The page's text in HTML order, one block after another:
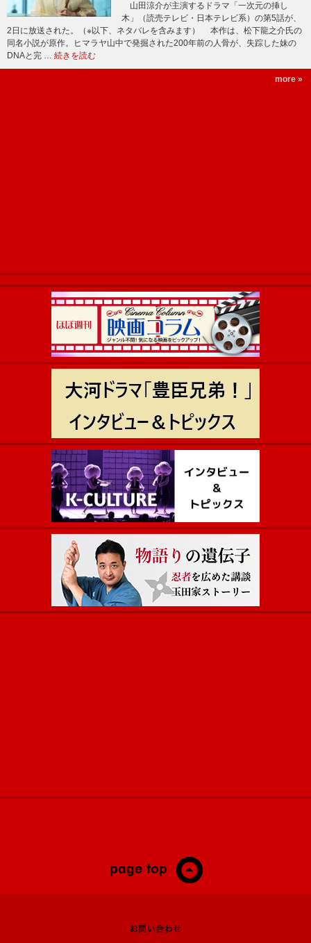
山田涼介が主演するドラマ「一次元の挿し
木」（読売テレビ・日本テレビ系）の第5話が、
2日に放送された。（※以下、ネタバレを含みます） 本作は、松下龍之介氏の
同名小説が原作。ヒマラヤ山中で発掘された200年前の人骨が、失踪した妹の
DNAと完 … 続きを読む
more »